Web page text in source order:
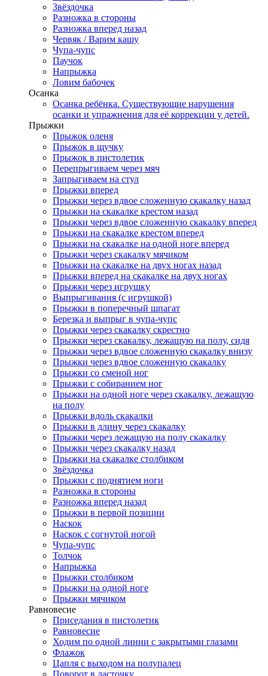
Звёздочка
Разножка в стороны
Разножка вперед назад
Червяк / Варим кашу
Чупа-чупс
Паучок
Напрыжка
Ловим бабочек
Осанка
Осанка ребёнка. Существующие нарушения
осанки и упражнения для её коррекции у детей.
Прыжки
Прыжок оленя
Прыжок в щучку
Прыжок в пистолетик
Перепрыгиваем через мяч
Запрыгиваем на стул
Прыжки вперед
Прыжки через вдвое сложенную скакалку назад
Прыжки на скакалке крестом назад
Прыжки через вдвое сложенную скакалку вперед
Прыжки на скакалке крестом вперед
Прыжки на скакалке на одной ноге вперед
Прыжки через скакалку мячиком
Прыжки на скакалке на двух ногах назад
Прыжки вперед на скакалке на двух ногах
Прыжки через игрушку
Выпрыгивания (с игрушкой)
Прыжки в поперечный шпагат
Березка и выпрыг в чупа-чупс
Прыжки через скакалку скрестно
Прыжки через скакалку, лежащую на полу, сидя
Прыжки через вдвое сложенную скакалку внизу
Прыжки через вдвое сложенную скакалку
Прыжки со сменой ног
Прыжки с собиранием ног
Прыжки на одной ноге через скакалку, лежащую
на полу
Прыжки вдоль скакалки
Прыжки в длину через скакалку
Прыжки через лежащую на полу скакалку
Прыжки через скакалку назад
Прыжки на скакалке столбиком
Звёздочка
Прыжки с поднятием ноги
Разножка в стороны
Разножка вперед назад
Прыжки в первой позиции
Наскок
Наскок с согнутой ногой
Чупа-чупс
Толчок
Напрыжка
Прыжки столбиком
Прыжки на одной ноге
Прыжки мячиком
Равновесие
Приседания в пистолетик
Равновесие
Ходим по одной линии с закрытыми глазами
Флажок
Цапля с выходом на полупалец